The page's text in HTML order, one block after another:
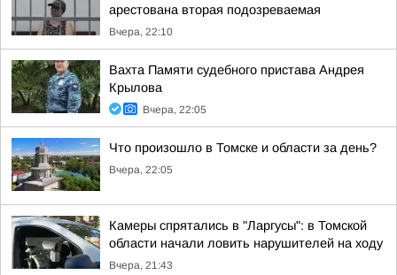
арестована вторая подозреваемая
Вчера, 22:10
Вахта Памяти судебного пристава Андрея
Крылова
Вчера, 22:05
Что произошло в Томске и области за день?
Вчера, 22:05
Камеры спрятались в "Ларгусы": в Томской
области начали ловить нарушителей на ходу
Вчера, 21:43